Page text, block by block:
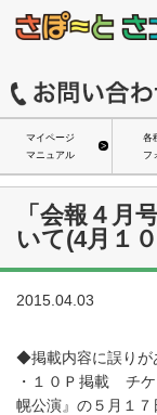
マイページ
マニュアル
各
フ
「会報４月
いて(4月１０
2015.04.03
◆掲載内容に誤りが
・１０Ｐ掲載 チ
幌公演』の５月１